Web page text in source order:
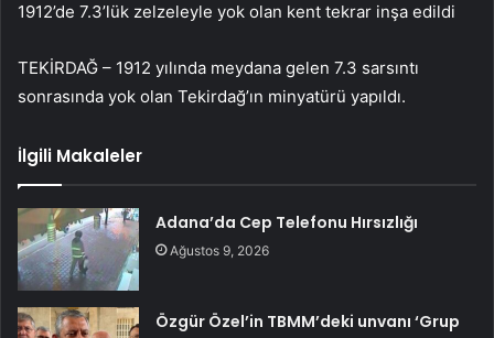
1912’de 7.3’lük zelzeleyle yok olan kent tekrar inşa edildi
TEKİRDAĞ – 1912 yılında meydana gelen 7.3 sarsıntı
sonrasında yok olan Tekirdağ’ın minyatürü yapıldı.
İlgili Makaleler
Adana’da Cep Telefonu Hırsızlığı
Ağustos 9, 2026
Özgür Özel’in TBMM’deki unvanı ‘Grup